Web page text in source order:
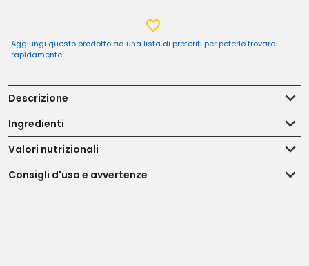
Aggiungi questo prodotto ad una lista di preferiti per poterlo trovare
rapidamente
Descrizione
Ingredienti
Valori nutrizionali
Consigli d'uso e avvertenze